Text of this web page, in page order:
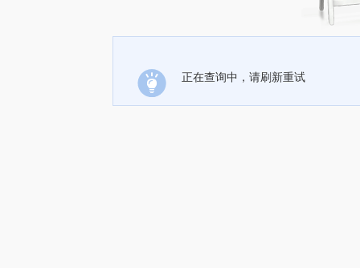
正在查询中，请刷新重试